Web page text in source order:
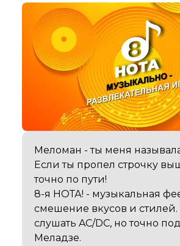
Меломан - ты меня
Если ты пропел строчку
точно по пути!
8-я НОТА! - музыкальная
смешение вкусов и
слушать AC/DC, но точно
Меладзе.